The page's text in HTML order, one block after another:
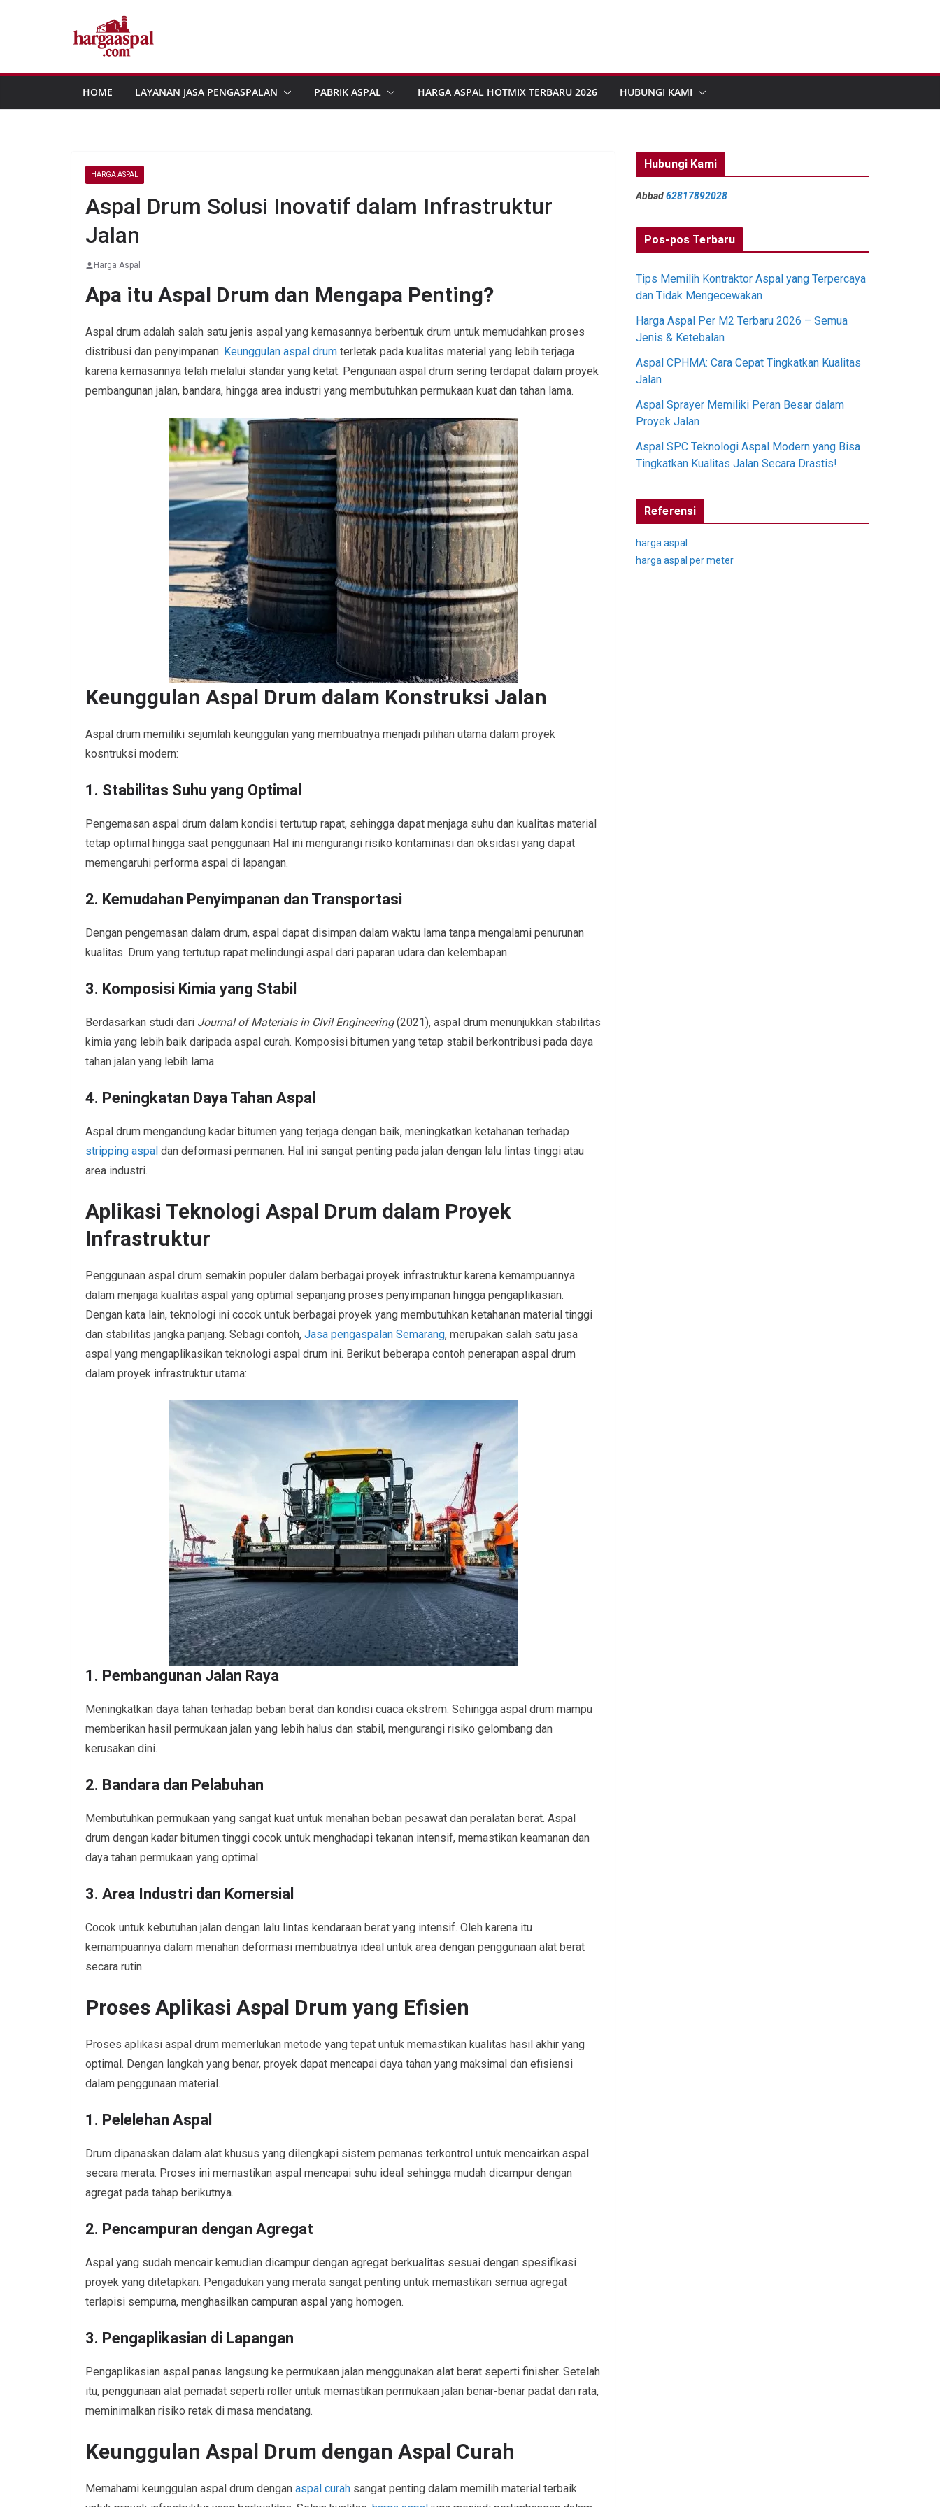
HOME LAYANAN JASA PENGASPALAN PABRIK ASPAL HARGA ASPAL HOTMIX TERBARU 2026 HUBUNGI KAMI
HARGA ASPAL
Aspal Drum Solusi Inovatif dalam Infrastruktur
Jalan
Harga Aspal
Apa itu Aspal Drum dan Mengapa Penting?
Aspal drum adalah salah satu jenis aspal yang kemasannya berbentuk drum untuk memudahkan proses
distribusi dan penyimpanan. Keunggulan aspal drum terletak pada kualitas material yang lebih terjaga
karena kemasannya telah melalui standar yang ketat. Pengunaan aspal drum sering terdapat dalam proyek
pembangunan jalan, bandara, hingga area industri yang membutuhkan permukaan kuat dan tahan lama.
Keunggulan Aspal Drum dalam Konstruksi Jalan
Aspal drum memiliki sejumlah keunggulan yang membuatnya menjadi pilihan utama dalam proyek
kosntruksi modern:
1. Stabilitas Suhu yang Optimal
Pengemasan aspal drum dalam kondisi tertutup rapat, sehingga dapat menjaga suhu dan kualitas material
tetap optimal hingga saat penggunaan Hal ini mengurangi risiko kontaminasi dan oksidasi yang dapat
memengaruhi performa aspal di lapangan.
2. Kemudahan Penyimpanan dan Transportasi
Dengan pengemasan dalam drum, aspal dapat disimpan dalam waktu lama tanpa mengalami penurunan
kualitas. Drum yang tertutup rapat melindungi aspal dari paparan udara dan kelembapan.
3. Komposisi Kimia yang Stabil
Berdasarkan studi dari Journal of Materials in CIvil Engineering(2021), aspal drum menunjukkan stabilitas
kimia yang lebih baik daripada aspal curah. Komposisi bitumen yang tetap stabil berkontribusi pada daya
tahan jalan yang lebih lama.
4. Peningkatan Daya Tahan Aspal
Aspal drum mengandung kadar bitumen yang terjaga dengan baik, meningkatkan ketahanan terhadap
stripping aspal dan deformasi permanen. Hal ini sangat penting pada jalan dengan lalu lintas tinggi atau
area industri.
Aplikasi Teknologi Aspal Drum dalam Proyek
Infrastruktur
Penggunaan aspal drum semakin populer dalam berbagai proyek infrastruktur karena kemampuannya
dalam menjaga kualitas aspal yang optimal sepanjang proses penyimpanan hingga pengaplikasian.
Dengan kata lain, teknologi ini cocok untuk berbagai proyek yang membutuhkan ketahanan material tinggi
dan stabilitas jangka panjang. Sebagi contoh, Jasa pengaspalan Semarang, merupakan salah satu jasa
aspal yang mengaplikasikan teknologi aspal drum ini. Berikut beberapa contoh penerapan aspal drum
dalam proyek infrastruktur utama:
1. Pembangunan Jalan Raya
Meningkatkan daya tahan terhadap beban berat dan kondisi cuaca ekstrem. Sehingga aspal drum mampu
memberikan hasil permukaan jalan yang lebih halus dan stabil, mengurangi risiko gelombang dan
kerusakan dini.
2. Bandara dan Pelabuhan
Membutuhkan permukaan yang sangat kuat untuk menahan beban pesawat dan peralatan berat. Aspal
drum dengan kadar bitumen tinggi cocok untuk menghadapi tekanan intensif, memastikan keamanan dan
daya tahan permukaan yang optimal.
3. Area Industri dan Komersial
Cocok untuk kebutuhan jalan dengan lalu lintas kendaraan berat yang intensif. Oleh karena itu
kemampuannya dalam menahan deformasi membuatnya ideal untuk area dengan penggunaan alat berat
secara rutin.
Proses Aplikasi Aspal Drum yang Efisien
Proses aplikasi aspal drum memerlukan metode yang tepat untuk memastikan kualitas hasil akhir yang
optimal. Dengan langkah yang benar, proyek dapat mencapai daya tahan yang maksimal dan efisiensi
dalam penggunaan material.
1. Pelelehan Aspal
Drum dipanaskan dalam alat khusus yang dilengkapi sistem pemanas terkontrol untuk mencairkan aspal
secara merata. Proses ini memastikan aspal mencapai suhu ideal sehingga mudah dicampur dengan
agregat pada tahap berikutnya.
2. Pencampuran dengan Agregat
Aspal yang sudah mencair kemudian dicampur dengan agregat berkualitas sesuai dengan spesifikasi
proyek yang ditetapkan. Pengadukan yang merata sangat penting untuk memastikan semua agregat
terlapisi sempurna, menghasilkan campuran aspal yang homogen.
3. Pengaplikasian di Lapangan
Pengaplikasian aspal panas langsung ke permukaan jalan menggunakan alat berat seperti finisher. Setelah
itu, penggunaan alat pemadat seperti roller untuk memastikan permukaan jalan benar-benar padat dan rata,
meminimalkan risiko retak di masa mendatang.
Keunggulan Aspal Drum dengan Aspal Curah
Memahami keunggulan aspal drum dengan aspal curah sangat penting dalam memilih material terbaik
Hubungi Kami
Abbad62817892028
Pos-pos Terbaru
Tips Memilih Kontraktor Aspal yang Terpercaya
dan Tidak Mengecewakan
Harga Aspal Per M2 Terbaru 2026 – Semua
Jenis & Ketebalan
Aspal CPHMA: Cara Cepat Tingkatkan Kualitas
Jalan
Aspal Sprayer Memiliki Peran Besar dalam
Proyek Jalan
Aspal SPC Teknologi Aspal Modern yang Bisa
Tingkatkan Kualitas Jalan Secara Drastis!
Referensi
harga aspal
harga aspal per meter